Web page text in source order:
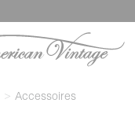
Accessoires